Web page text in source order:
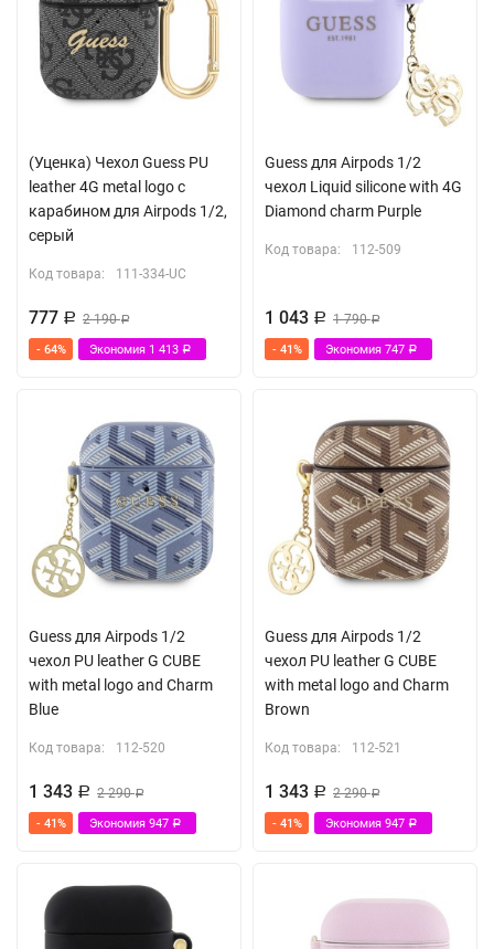
(Уценка) Чехол Guess PU
leather 4G metal logo с
карабином для Airpods 1/2,
серый
Код товара: 111-334-UC
777 Р 2 190Р
- 64% Экономия 1 413 Р
Guess для Airpods 1/2
чехол Liquid silicone with 4G
Diamond charm Purple
Код товара: 112-509
1 043 Р 1 790Р
- 41% Экономия 747 Р
Guess для Airpods 1/2
чехол PU leather G CUBE
with metal logo and Charm
Blue
Код товара: 112-520
1 343 Р 2 290Р
- 41% Экономия 947 Р
Guess для Airpods 1/2
чехол PU leather G CUBE
with metal logo and Charm
Brown
Код товара: 112-521
1 343 Р 2 290Р
- 41% Экономия 947 Р